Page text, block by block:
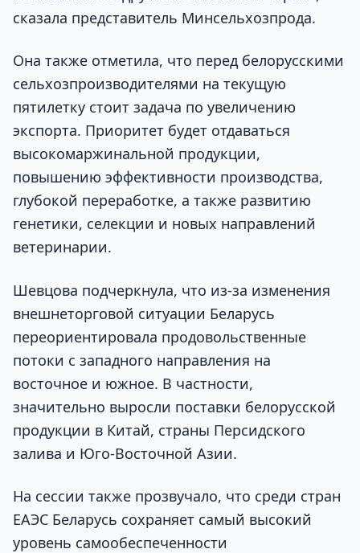
сказала представитель Минсельхозпрода.
Она также отметила, что перед белорусскими
сельхозпроизводителями на текущую
пятилетку стоит задача по увеличению
экспорта. Приоритет будет отдаваться
высокомаржинальной продукции,
повышению эффективности производства,
глубокой переработке, а также развитию
генетики, селекции и новых направлений
ветеринарии.
Шевцова подчеркнула, что из-за изменения
внешнеторговой ситуации Беларусь
переориентировала продовольственные
потоки с западного направления на
восточное и южное. В частности,
значительно выросли поставки белорусской
продукции в Китай, страны Персидского
залива и Юго-Восточной Азии.
На сессии также прозвучало, что среди стран
ЕАЭС Беларусь сохраняет самый высокий
уровень самообеспеченности